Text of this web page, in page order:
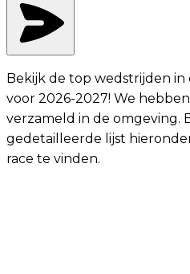
Bekijk de top wedstrijden
voor 2026-2027! We
verzameld in de omgeving.
gedetailleerde lijst
race te vinden.